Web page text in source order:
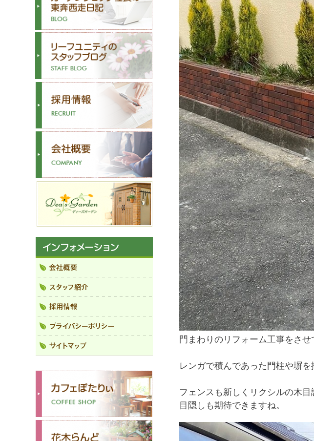
門まわりのリフォーム工事をさせ
レンガで積んであった門柱や塀
フェンスも新しくリクシルの木
目隠しも期待できますね。